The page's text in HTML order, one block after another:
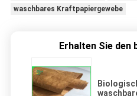
waschbares Kraftpapiergewebe
Erhalten Sie den